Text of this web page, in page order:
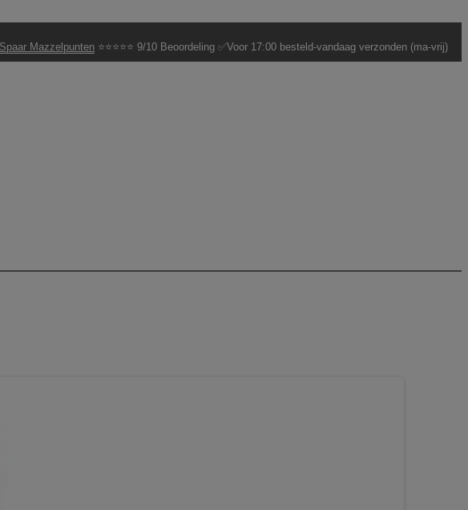
Spaar Mazzelpunten ⭐⭐⭐⭐⭐ 9/10 Beoordeling ✅Voor 17:00 besteld-vandaag verzonden (ma-vrij)